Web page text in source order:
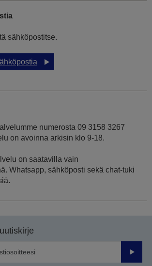
sähköpostitse.
numerosta 09 3158 3267
on avoinna arkisin klo 9-18.
on saatavilla vain
Whatsapp, sähköposti sekä chat-tuki
Lähetä